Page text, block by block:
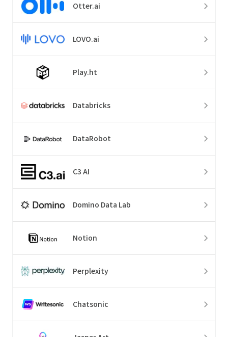
Otter.ai
LOVO.ai
Play.ht
Databricks
DataRobot
C3 AI
Domino Data Lab
Notion
Perplexity
Chatsonic